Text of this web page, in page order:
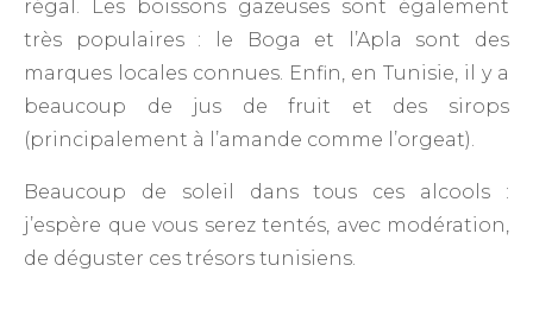
régal. Les boissons gazeuses sont également
très populaires : le Boga et l’Apla sont des
marques locales connues. Enfin, en Tunisie, il y a
beaucoup de jus de fruit et des sirops
(principalement à l’amande comme l’orgeat).
Beaucoup de soleil dans tous ces alcools :
j’espère que vous serez tentés, avec modération,
de déguster ces trésors tunisiens.